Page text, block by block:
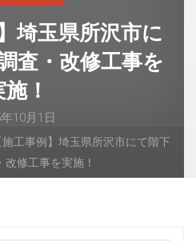
埼玉県所沢市に
査・改修工事を
！
10月1日
工事例】埼玉県所沢市にて階下
改修工事を実施！